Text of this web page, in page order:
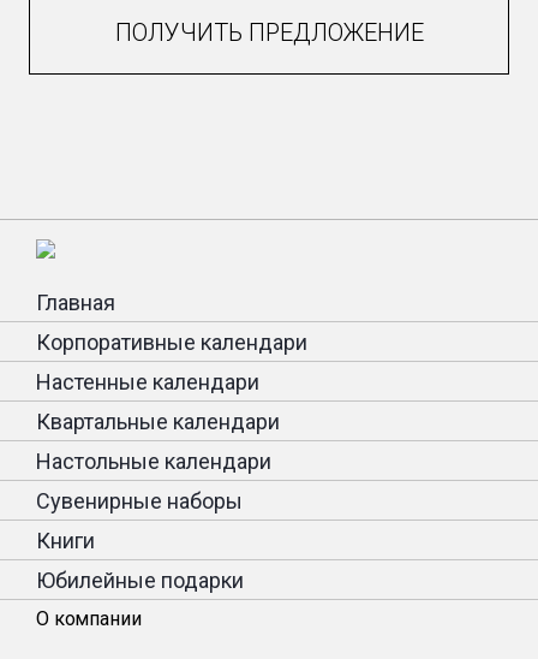
ПОЛУЧИТЬ ПРЕДЛОЖЕНИЕ
Главная
Корпоративные календари
Настенные календари
Квартальные календари
Настольные календари
Сувенирные наборы
Книги
Юбилейные подарки
О компании